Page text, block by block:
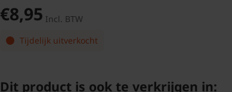
€8,95 Incl. BTW
Tijdelijk uitverkocht
Dit product is ook te verkrijgen in: